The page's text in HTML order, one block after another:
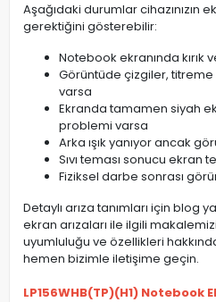
Aşağıdaki durumlar cihazınızın
gerektiğini gösterebilir:
Notebook ekranında kırık
Görüntüde çizgiler,
varsa
Ekranda tamamen siyah
problemi varsa
Arka ışık yanıyor ancak
Sıvı teması sonucu ekran
Fiziksel darbe sonrası
Detaylı arıza tanımları için blog
ekran arızaları ile ilgili
uyumluluğu ve özellikleri
hemen bizimle iletişime geçin.
LP156WHB(TP)(H1) Notebook